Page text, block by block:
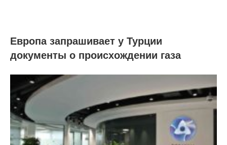
Европа запрашивает у Турции
документы о происхождении газа